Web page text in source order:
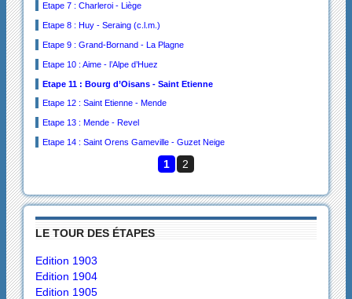
Etape 7 : Charleroi - Liège
Etape 8 : Huy - Seraing (c.l.m.)
Etape 9 : Grand-Bornand - La Plagne
Etape 10 : Aime - l’Alpe d’Huez
Etape 11 : Bourg d’Oisans - Saint Etienne
Etape 12 : Saint Etienne - Mende
Etape 13 : Mende - Revel
Etape 14 : Saint Orens Gameville - Guzet Neige
1 2
LE TOUR DES ÉTAPES
Edition 1903
Edition 1904
Edition 1905